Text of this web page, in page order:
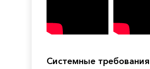
Системные требования